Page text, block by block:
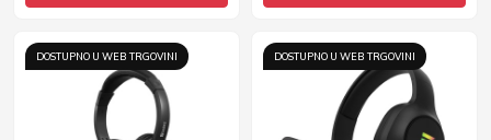
DOSTUPNO U WEB TRGOVINI DOSTUPNO U WEB TRGOVINI